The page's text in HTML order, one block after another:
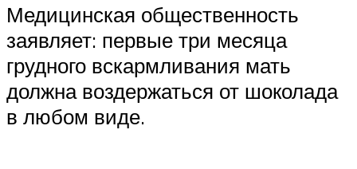
Медицинская общественность
заявляет: первые три месяца
грудного вскармливания мать
должна воздержаться от шоколада
в любом виде.